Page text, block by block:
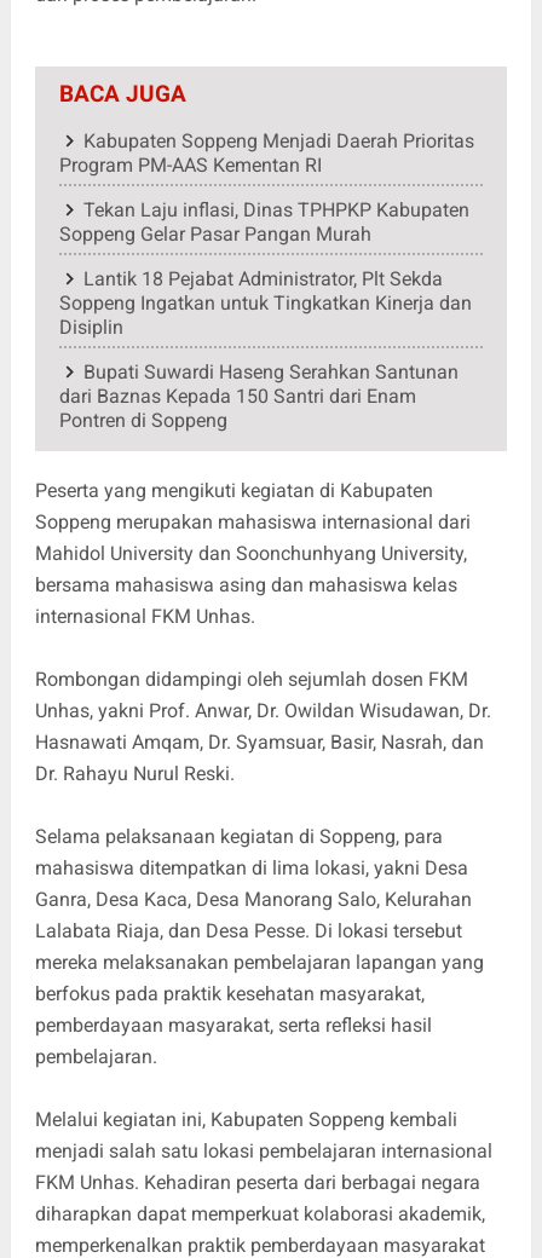
BACA JUGA
Kabupaten Soppeng Menjadi Daerah Prioritas
Program PM-AAS Kementan RI
Tekan Laju inflasi, Dinas TPHPKP Kabupaten
Soppeng Gelar Pasar Pangan Murah
Lantik 18 Pejabat Administrator, Plt Sekda
Soppeng Ingatkan untuk Tingkatkan Kinerja dan
Disiplin
Bupati Suwardi Haseng Serahkan Santunan
dari Baznas Kepada 150 Santri dari Enam
Pontren di Soppeng
Peserta yang mengikuti kegiatan di Kabupaten
Soppeng merupakan mahasiswa internasional dari
Mahidol University dan Soonchunhyang University,
bersama mahasiswa asing dan mahasiswa kelas
internasional FKM Unhas.
Rombongan didampingi oleh sejumlah dosen FKM
Unhas, yakni Prof. Anwar, Dr. Owildan Wisudawan, Dr.
Hasnawati Amqam, Dr. Syamsuar, Basir, Nasrah, dan
Dr. Rahayu Nurul Reski.
Selama pelaksanaan kegiatan di Soppeng, para
mahasiswa ditempatkan di lima lokasi, yakni Desa
Ganra, Desa Kaca, Desa Manorang Salo, Kelurahan
Lalabata Riaja, dan Desa Pesse. Di lokasi tersebut
mereka melaksanakan pembelajaran lapangan yang
berfokus pada praktik kesehatan masyarakat,
pemberdayaan masyarakat, serta refleksi hasil
pembelajaran.
Melalui kegiatan ini, Kabupaten Soppeng kembali
menjadi salah satu lokasi pembelajaran internasional
FKM Unhas. Kehadiran peserta dari berbagai negara
diharapkan dapat memperkuat kolaborasi akademik,
memperkenalkan praktik pemberdayaan masyarakat